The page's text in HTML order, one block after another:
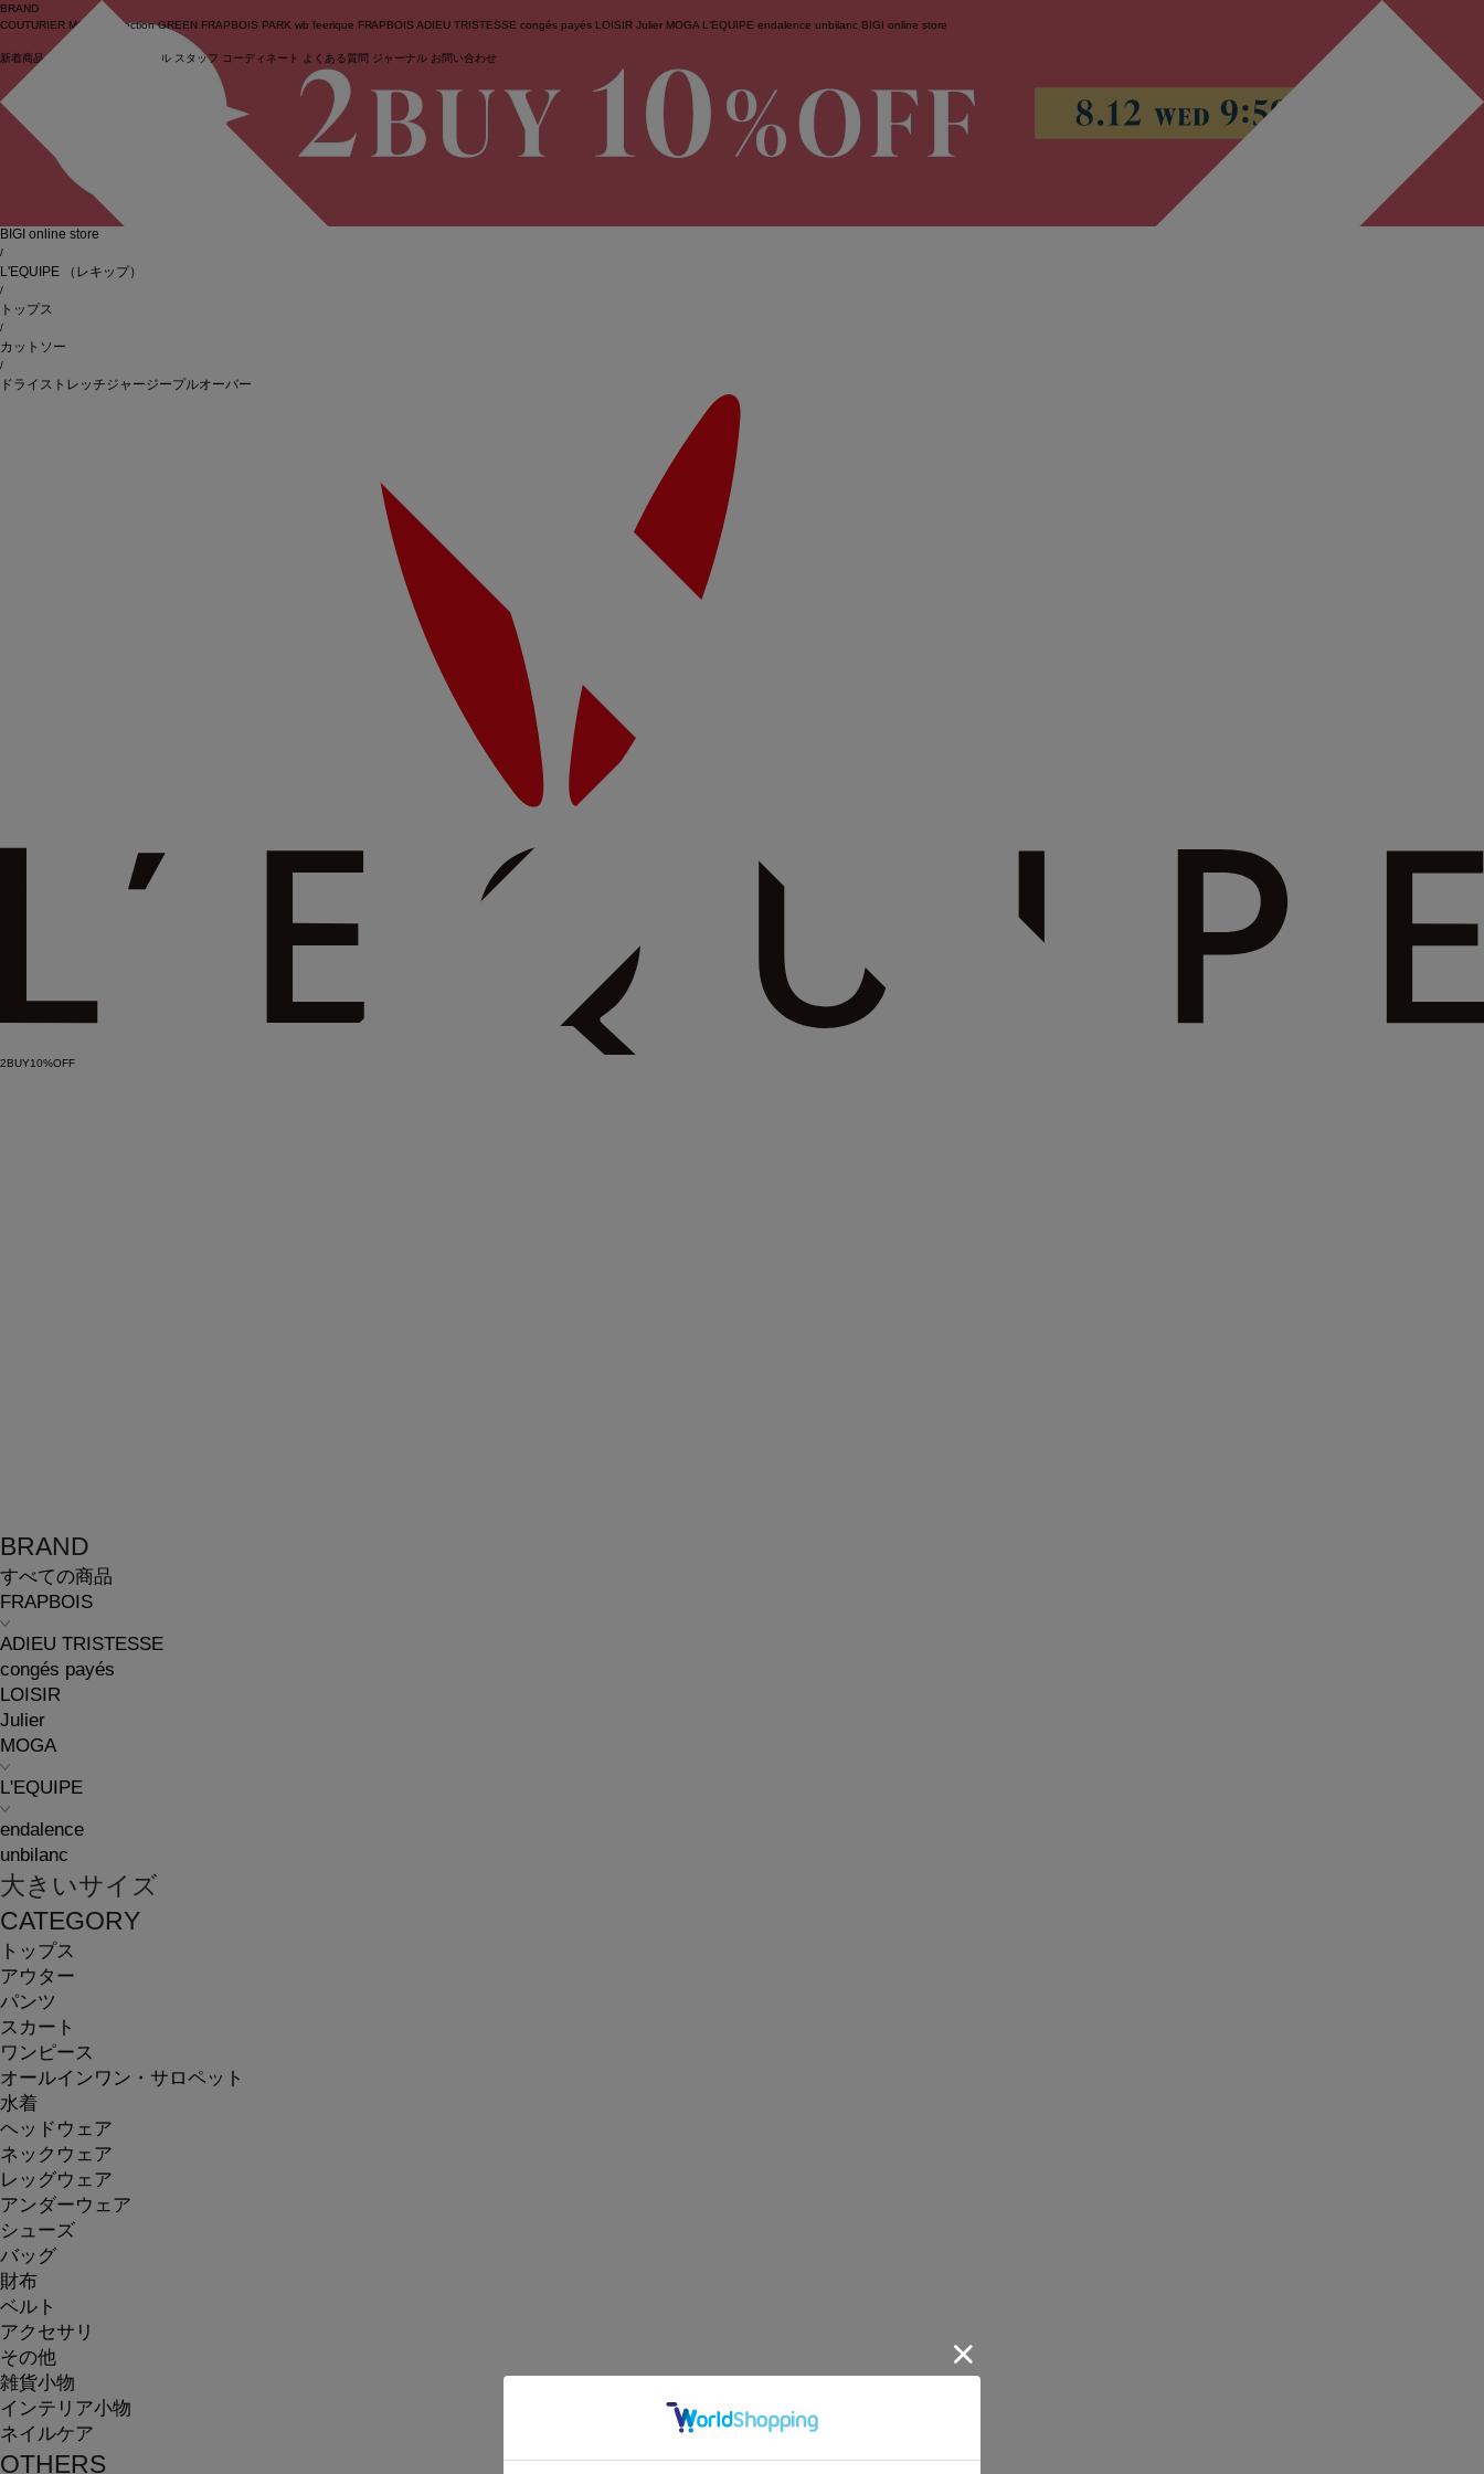
ログイン
BRAND
COUTURIER MOGA Collection GREEN FRAPBOIS PARK wb feerique FRAPBOIS ADIEU TRISTESSE congés payés LOISIR Julier MOGA L'EQUIPE endalence unbilanc BIGI online store
新着商品 (ライブ) セール スタッフ コーディネート よくある質問 ジャーナル お問い合わせ
BRAND
すべての商品
FRAPBOIS
ADIEU TRISTESSE
congés payés
LOISIR
Julier
MOGA
L'EQUIPE
endalence
unbilanc
大きいサイズ
CATEGORY
トップス
アウター
パンツ
スカート
ワンピース
オールインワン・サロペット
水着
ヘッドウェア
ネックウェア
レッグウェア
アンダーウェア
シューズ
バッグ
財布
ベルト
アクセサリ
その他
雑貨小物
インテリア小物
ネイルケア
OTHERS
BIGI online store
/
L'EQUIPE （レキップ）
/
トップス
/
カットソー
/
ドライストレッチジャージープルオーバー
2BUY10%OFF